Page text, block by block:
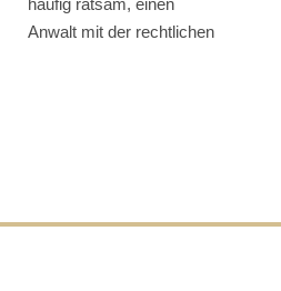
häufig ratsam, einen
Anwalt mit der rechtlichen